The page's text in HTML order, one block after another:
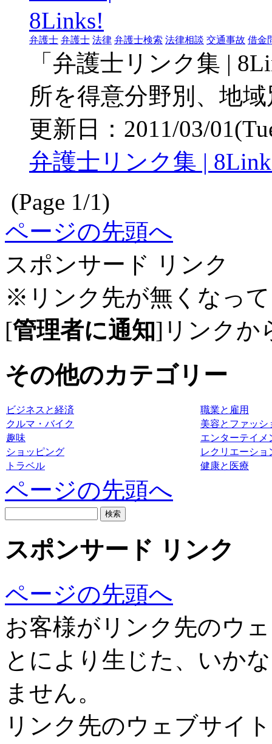
弁護士 弁護士 法律 弁護士検索 法律相談 交通事故 借金
「弁護士リンク集 |
所を得意分野別、地
更新日：2011/03/
弁護士リンク集 |
(Page 1/1)
ページの先頭へ
スポンサード リンク
※リンク先が無くなっ
[管理者に通知]リンクか
その他のカテゴリー
ビジネスと経済
職業と雇用
クルマ・バイク
美容とファッシ
趣味
エンターテイメ
ショッピング
レクリエーショ
トラベル
健康と医療
ページの先頭へ
スポンサード リンク
ページの先頭へ
お客様がリンク先のウ
とにより生じた、いか
ません。
リンク先のウェブサイ